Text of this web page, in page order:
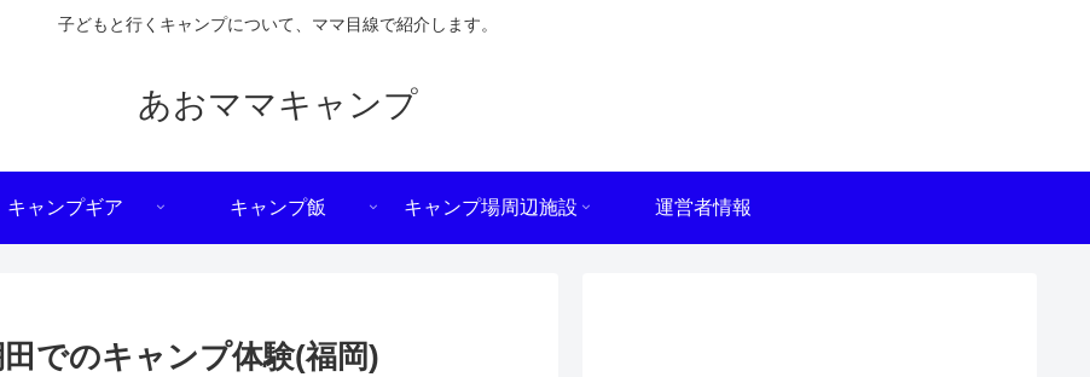
子どもと行くキャンプについて、ママ目線で紹介します。
あおママキャンプ
キャンプギア キャンプ飯 キャンプ場周辺施設 運営者情報
でのキャンプ体験(福岡)